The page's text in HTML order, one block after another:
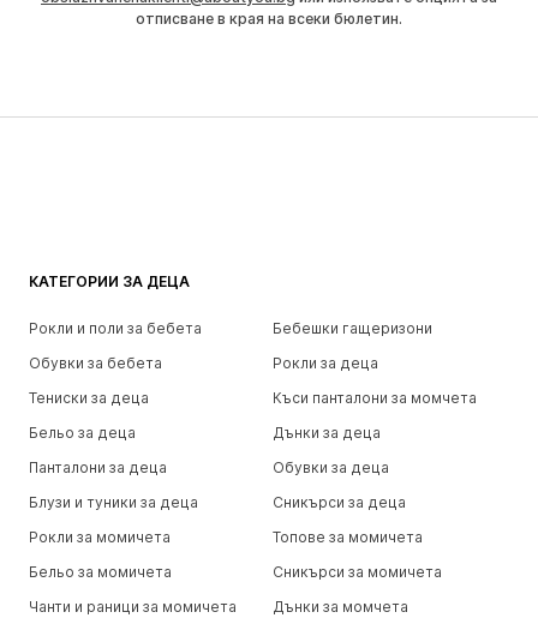
отписване в края на всеки бюлетин.
КАТЕГОРИИ ЗА ДЕЦА
Рокли и поли за бебета
Бебешки гащеризони
Обувки за бебета
Рокли за деца
Тениски за деца
Къси панталони за момчета
Бельо за деца
Дънки за деца
Панталони за деца
Обувки за деца
Блузи и туники за деца
Сникърси за деца
Рокли за момичета
Топове за момичета
Бельо за момичета
Сникърси за момичета
Чанти и раници за момичета
Дънки за момчета